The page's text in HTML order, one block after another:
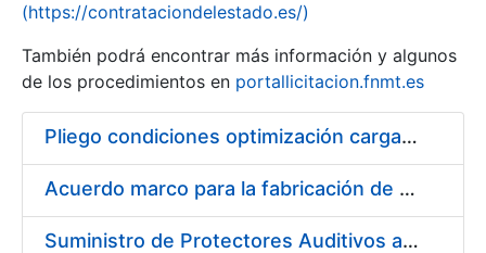
Mostrar/Ocultar
(https://contrataciondelestado.es/)
También podrá encontrar más información y algunos
de los procedimientos en portallicitacion.fnmt.es
Pliego condiciones optimización cargas compras firmado
Acuerdo marco para la fabricación de piezas
Suministro de Protectores Auditivos a medida para las personas trabajadoras de los Centros de Trabajo de Madrid y Burgos